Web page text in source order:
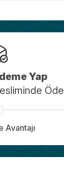
Yap
Öde
Avantajı